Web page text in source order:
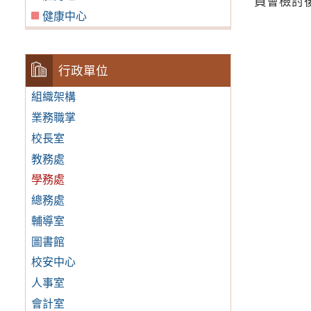
健康中心
行政單位
組織架構
業務職掌
校長室
教務處
學務處
總務處
輔導室
圖書館
校安中心
人事室
會計室